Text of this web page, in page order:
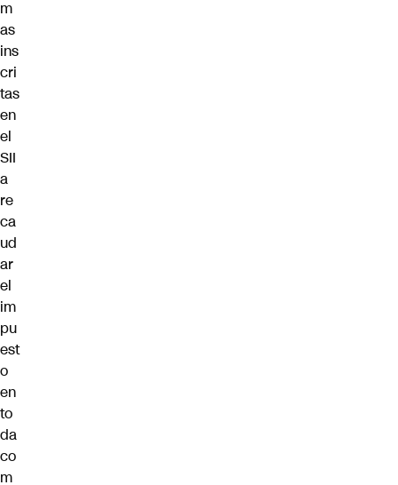
m
as
ins
cri
tas
en
el
SII
a
re
ca
ud
ar
el
im
pu
est
o
en
to
da
co
m